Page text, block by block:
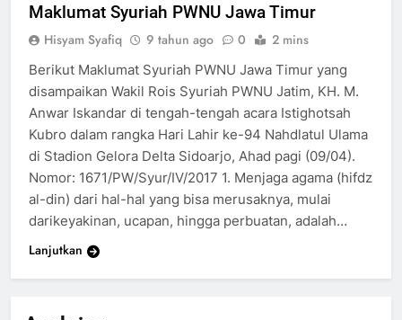
Maklumat Syuriah PWNU Jawa Timur
Hisyam Syafiq 9 tahun ago 0 2 mins
Berikut Maklumat Syuriah PWNU Jawa Timur yang
disampaikan Wakil Rois Syuriah PWNU Jatim, KH. M.
Anwar Iskandar di tengah-tengah acara Istighotsah
Kubro dalam rangka Hari Lahir ke-94 Nahdlatul Ulama
di Stadion Gelora Delta Sidoarjo, Ahad pagi (09/04).
Nomor: 1671/PW/Syur/IV/2017 1. Menjaga agama (hifdz
al-din) dari hal-hal yang bisa merusaknya, mulai
darikeyakinan, ucapan, hingga perbuatan, adalah…
Lanjutkan